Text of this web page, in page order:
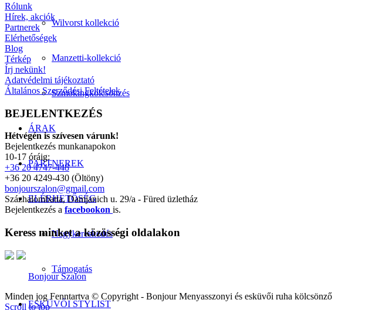
Wilvorst kollekció
Manzetti-kollekció
Szmokingkölcsönzés
ÁRAK
PARTNEREK
ELÉRHETŐSÉG
Nagykereskedés
Támogatás
ESKÜVŐI STYLIST
Rólunk
Hírek, akciók
Partnerek
Elérhetőségek
Blog
Térkép
Írj nekünk!
Adatvédelmi tájékoztató
Általános Szerződési Feltételek
BEJELENTKEZÉS
Hétvégén is szívesen várunk!
Bejelentkezés munkanapokon
10-17 óráig:
+36 20 4747-448
+36 20 4249-430 (Öltöny)
bonjourszalon@gmail.com
Százhalombatta, Damjanich u. 29/a - Füred üzletház
Bejelentkezés a facebookon is.
Keress minket a közösségi oldalakon
Bonjour Szalon
Minden jog Fenntartva © Copyright - Bonjour Menyasszonyi és esküvői ruha kölcsönző
Scroll to top